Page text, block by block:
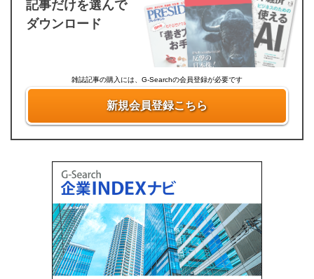
記事だけを選んで
ダウンロード
雑誌記事の購入には、G-Searchの会員登録が必要です
新規会員登録こちら